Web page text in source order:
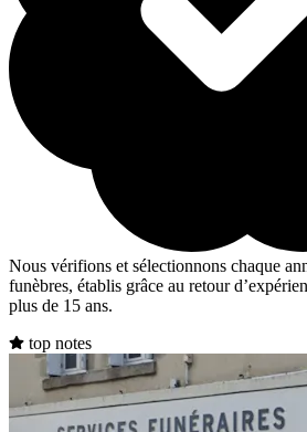
Nous vérifions et sélectionnons chaque
funèbres, établis grâce au retour
plus de 15 ans.
top notes